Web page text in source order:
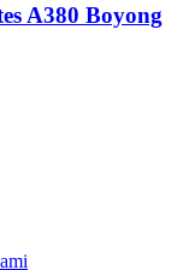
A380 Boyong